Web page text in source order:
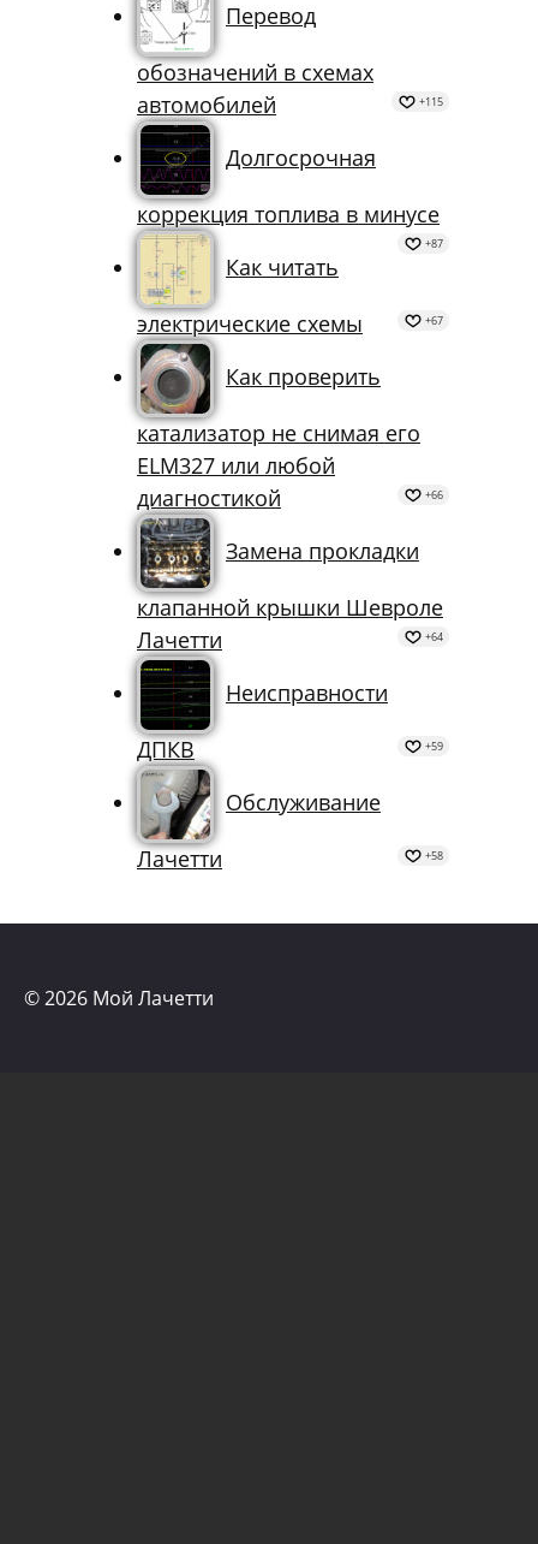
Перевод
обозначений в схемах
автомобилей
+115
Долгосрочная
коррекция топлива в минусе
+87
Как читать
электрические схемы
+67
Как проверить
катализатор не снимая его
ELM327 или любой
диагностикой
+66
Замена прокладки
клапанной крышки Шевроле
Лачетти
+64
Неисправности
ДПКВ
+59
Обслуживание
Лачетти
+58
© 2026 Мой Лачетти